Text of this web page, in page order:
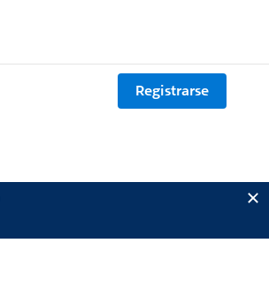
Registrarse